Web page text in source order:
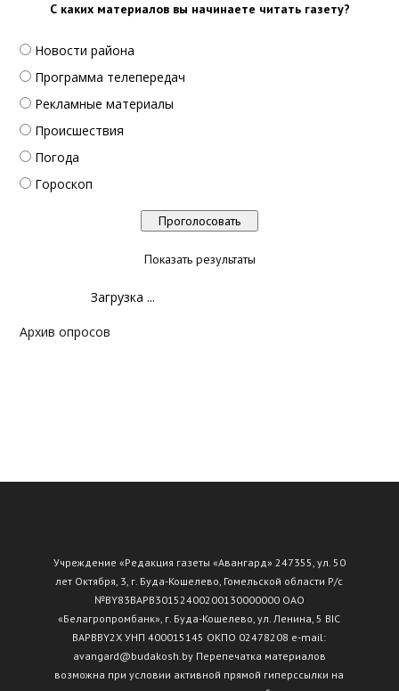
С каких материалов вы начинаете читать газету?
Новости района
Программа телепередач
Рекламные материалы
Происшествия
Погода
Гороскоп
Показать результаты
Загрузка ...
Архив опросов
Учреждение «Редакция газеты «Авангард» 247355, ул. 50
лет Октября, 3, г. Буда-Кошелево, Гомельской области Р/с
№ВY83ВАРВ30152400200130000000 ОАО
«Белагропромбанк», г. Буда-Кошелево, ул. Ленина, 5 BIC
BAPBBY2X УНП 400015145 ОКПО 02478208 e-mail:
avangard@budakosh.by Перепечатка материалов
возможна при условии активной прямой гиперссылки на